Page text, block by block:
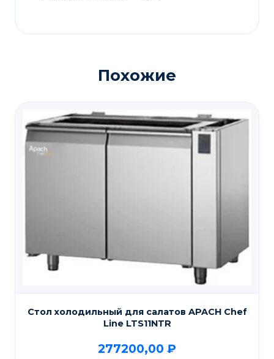
Похожие
Стол холодильный для салатов APACH Chef
Line LTS11NTR
277200,00 ₽